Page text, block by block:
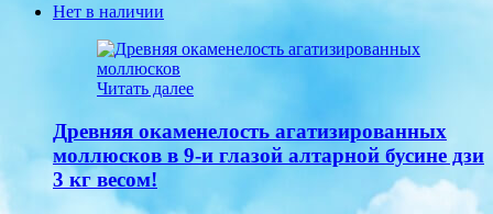
Нет в наличии
Читать далее
Древняя окаменелость агатизированных
моллюсков в 9-и глазой алтарной бусине дзи
3 кг весом!